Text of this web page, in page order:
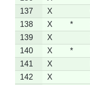
137
X
138
X *
139
X
140
X *
141
X
142
X